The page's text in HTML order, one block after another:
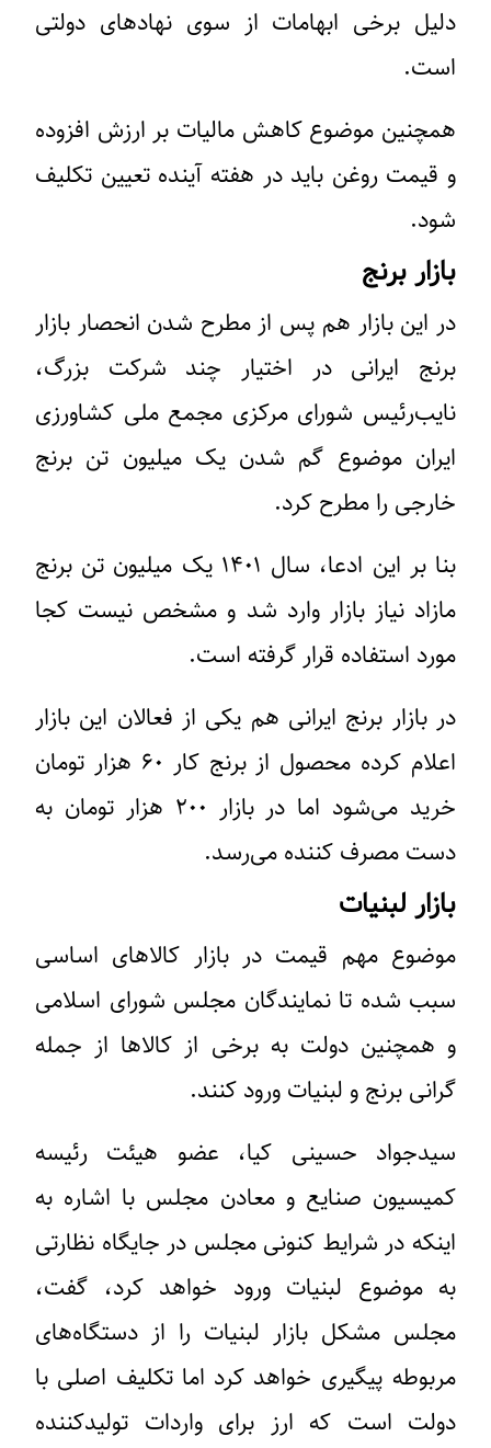
دلیل برخی ابهامات از سوی نهادهای دولتی
است.
همچنین موضوع کاهش مالیات بر ارزش افزوده
و قیمت روغن باید در هفته آینده تعیین تکلیف
شود.
بازار برنج
در این بازار هم پس از مطرح شدن انحصار بازار
برنج ایرانی در اختیار چند شرکت بزرگ،
نایب‌رئیس شورای مرکزی مجمع ملی کشاورزی
ایران موضوع گم شدن یک میلیون تن برنج
خارجی را مطرح کرد.
بنا بر این ادعا، سال ۱۴۰۱ یک میلیون تن برنج
مازاد نیاز بازار وارد شد و مشخص نیست کجا
مورد استفاده قرار گرفته است.
در بازار برنج ایرانی هم یکی از فعالان این بازار
اعلام کرده محصول از برنج کار ۶۰ هزار تومان
خرید می‌شود اما در بازار ۲۰۰ هزار تومان به
دست مصرف کننده می‌رسد.
بازار لبنیات
موضوع مهم قیمت در بازار کالاهای اساسی
سبب شده تا نمایندگان مجلس شورای اسلامی
و همچنین دولت به برخی از کالاها از جمله
گرانی برنج و لبنیات ورود کنند.
سیدجواد حسینی کیا، عضو هیئت رئیسه
کمیسیون صنایع و معادن مجلس با اشاره به
اینکه در شرایط کنونی مجلس در جایگاه نظارتی
به موضوع لبنیات ورود خواهد کرد، گفت،
مجلس مشکل بازار لبنیات را از دستگاه‌های
مربوطه پیگیری خواهد کرد اما تکلیف اصلی با
دولت است که ارز برای واردات تولیدکننده